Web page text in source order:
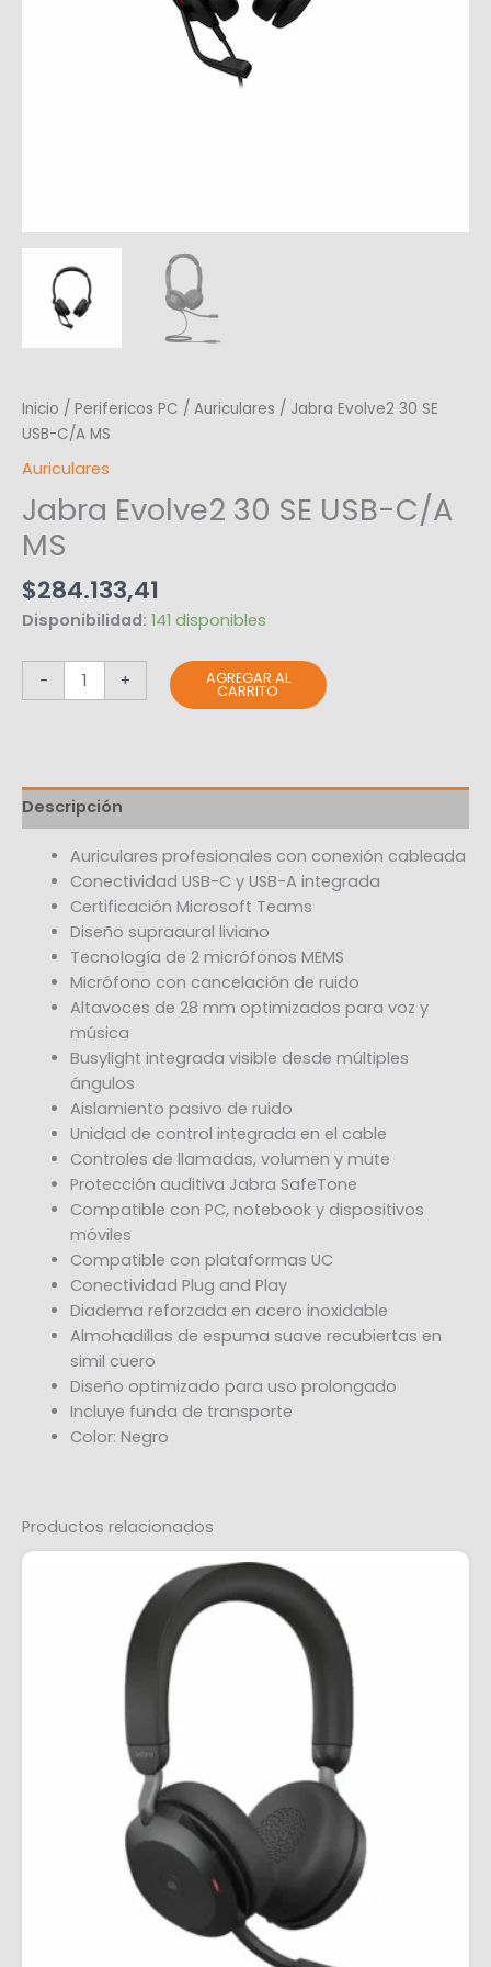
Inicio / Perifericos PC / Auriculares / Jabra Evolve2 30 SE
USB-C/A MS
Auriculares
Jabra Evolve2 30 SE USB-C/A
MS
$284.133,41
Disponibilidad: 141 disponibles
- + AGREGAR AL
CARRITO
Descripción
Auriculares profesionales con conexión cableada
Conectividad USB-C y USB-A integrada
Certificación Microsoft Teams
Diseño supraaural liviano
Tecnología de 2 micrófonos MEMS
Micrófono con cancelación de ruido
Altavoces de 28 mm optimizados para voz y
música
Busylight integrada visible desde múltiples
ángulos
Aislamiento pasivo de ruido
Unidad de control integrada en el cable
Controles de llamadas, volumen y mute
Protección auditiva Jabra SafeTone
Compatible con PC, notebook y dispositivos
móviles
Compatible con plataformas UC
Conectividad Plug and Play
Diadema reforzada en acero inoxidable
Almohadillas de espuma suave recubiertas en
simil cuero
Diseño optimizado para uso prolongado
Incluye funda de transporte
Color: Negro
Productos relacionados